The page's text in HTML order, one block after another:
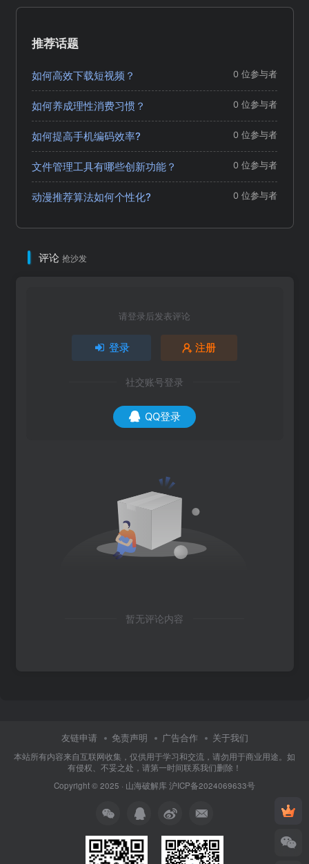
推荐话题
如何高效下载短视频？ 0 位参与者
如何养成理性消费习惯？ 0 位参与者
如何提高手机编码效率? 0 位参与者
文件管理工具有哪些创新功能？ 0 位参与者
动漫推荐算法如何个性化? 0 位参与者
评论 抢沙发
请登录后发表评论
登录 注册
社交账号登录
QQ登录
暂无评论内容
友链申请 免责声明 广告合作 关于我们
本站所有内容来自互联网收集，仅供用于学习和交流，请勿用于商业用途。如
有侵权、不妥之处，请第一时间联系我们删除！
Copyright © 2025 · 山海破解库沪ICP备2024069633号